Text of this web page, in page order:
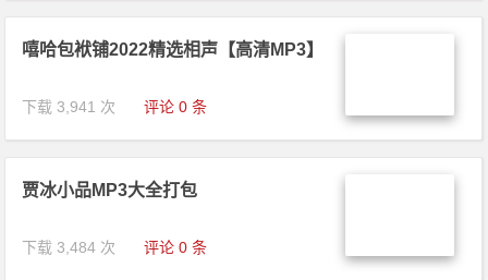
嘻哈包袱铺2022精选相声【高清MP3】
下载 3,941 次 评论 0 条
贾冰小品MP3大全打包
下载 3,484 次 评论 0 条